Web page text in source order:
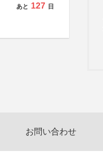
あと 127 日
お問い合わせ